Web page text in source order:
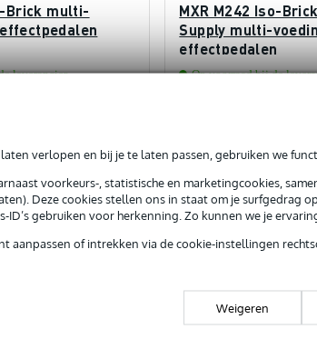
verlopen en bij je te laten passen, gebruiken we
voorkeurs-, statistische en marketingcookies,
Deze cookies stellen ons in staat om je surfgedrag
ID’s gebruiken voor herkenning. Zo kunnen we je
aanpassen of intrekken via de cookie-instellingen
Weigeren
Brick multi-
leverancier
winkelwagen
MXR M242 Iso-
Supply multi-
effectpedalen
Op voorraad bij de
Vergelijken
In mijn